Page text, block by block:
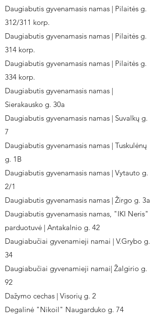
Daugiabutis gyvenamasis namas | Pilaitės g.
312/311 korp.
Daugiabutis gyvenamasis namas | Pilaitės g.
314 korp.
Daugiabutis gyvenamasis namas | Pilaitės g.
334 korp.
Daugiabutis gyvenamasis namas |
Sierakausko g. 30a
Daugiabutis gyvenamasis namas | Suvalkų g.
7
Daugiabutis gyvenamasis namas | Tuskulėnų
g. 1B
Daugiabutis gyvenamasis namas | Vytauto g.
2/1
Daugiabutis gyvenamasis namas | Žirgo g. 3a
Daugiabutis gyvenamasis namas, "IKI Neris"
parduotuvė | Antakalnio g. 42
Daugiabučiai gyvenamieji namai | V.Grybo g.
34
Daugiabučiai gyvenamieji namai| Žalgirio g.
92
Dažymo cechas | Visorių g. 2
Degalinė "Nikoil" Naugarduko g. 74